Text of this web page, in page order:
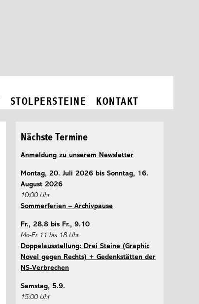
STOLPERSTEINE KONTAKT
Nächste Termine
Anmeldung zu unserem Newsletter
Montag, 20. Juli 2026 bis Sonntag, 16.
August 2026
10:00 Uhr
Sommerferien – Archivpause
Fr., 28.8 bis Fr., 9.10
Mo-Fr 11 bis 18 Uhr
Doppelausstellung: Drei Steine (Graphic
Novel gegen Rechts) + Gedenkstätten der
NS-Verbrechen
Samstag, 5.9.
15:00 Uhr